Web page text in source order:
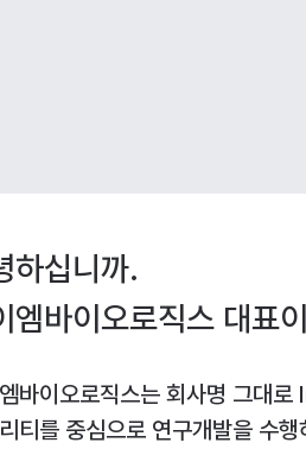
하십니까.
엠바이오로직스 대표
바이오로직스는 회사명 그대
티를 중심으로 연구개발을 수